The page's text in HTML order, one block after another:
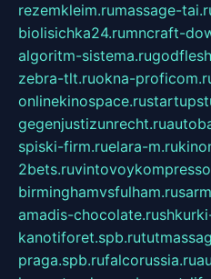
rezemkleim.rumassage-
biolisichka24.rumncraft-
algoritm-sistema.ru
zebra-tlt.ruokna-
onlinekinospace.ru
gegenjustizunrecht.ru
spiski-firm.ruelara-m.ru
2bets.ru
birminghamvsfulham.ru
amadis-chocolate.ru
kanotiforet.spb.ru
praga.spb.rufalcorussia.ru